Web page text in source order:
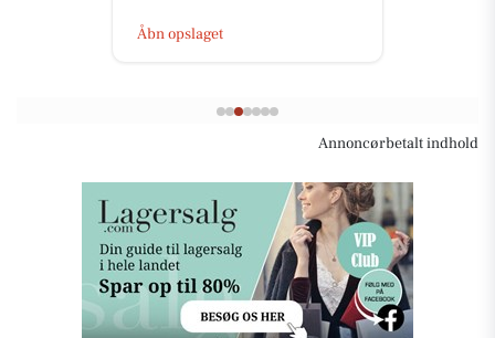
Åbn opslaget
Annoncørbetalt indhold